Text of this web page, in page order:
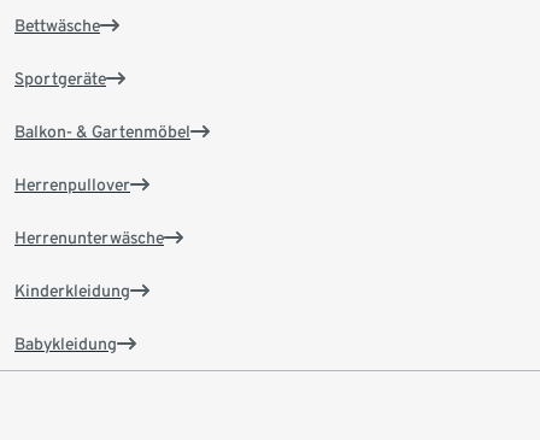
Bettwäsche
Sportgeräte
Balkon- & Gartenmöbel
Herrenpullover
Herrenunterwäsche
Kinderkleidung
Babykleidung